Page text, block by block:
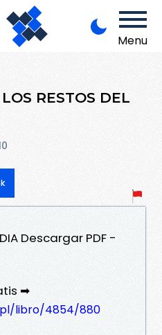
Menu
RESTOS DEL
DIA Descargar PDF -
➡
libro/4854/880